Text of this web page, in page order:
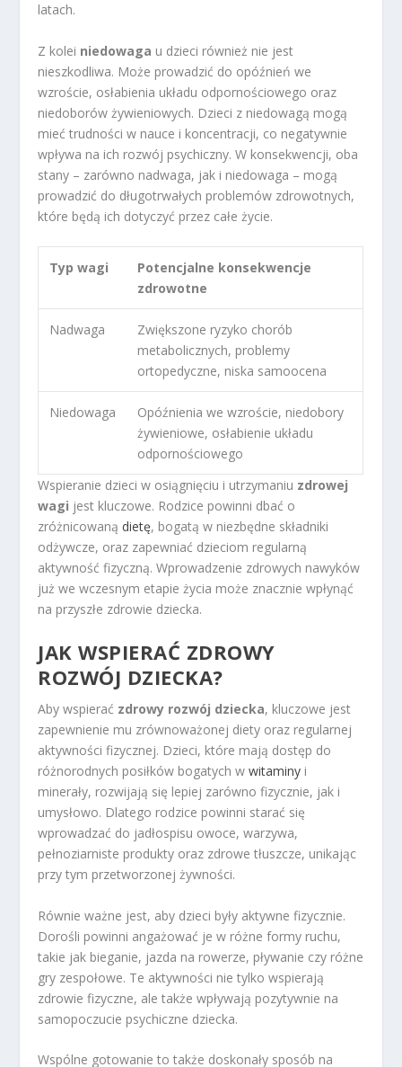
latach.
Z kolei niedowaga u dzieci również nie jest
nieszkodliwa. Może prowadzić do opóźnień we
wzroście, osłabienia układu odpornościowego oraz
niedoborów żywieniowych. Dzieci z niedowagą mogą
mieć trudności w nauce i koncentracji, co negatywnie
wpływa na ich rozwój psychiczny. W konsekwencji, oba
stany – zarówno nadwaga, jak i niedowaga – mogą
prowadzić do długotrwałych problemów zdrowotnych,
które będą ich dotyczyć przez całe życie.
Typ wagi
Potencjalne konsekwencje
zdrowotne
Nadwaga
Zwiększone ryzyko chorób
metabolicznych, problemy
ortopedyczne, niska samoocena
Niedowaga
Opóźnienia we wzroście, niedobory
żywieniowe, osłabienie układu
odpornościowego
Wspieranie dzieci w osiągnięciu i utrzymaniu zdrowej
wagi jest kluczowe. Rodzice powinni dbać o
zróżnicowaną dietę, bogatą w niezbędne składniki
odżywcze, oraz zapewniać dzieciom regularną
aktywność fizyczną. Wprowadzenie zdrowych nawyków
już we wczesnym etapie życia może znacznie wpłynąć
na przyszłe zdrowie dziecka.
JAK WSPIERAĆ ZDROWY
ROZWÓJ DZIECKA?
Aby wspierać zdrowy rozwój dziecka, kluczowe jest
zapewnienie mu zrównoważonej diety oraz regularnej
aktywności fizycznej. Dzieci, które mają dostęp do
różnorodnych posiłków bogatych wwitaminy i
minerały, rozwijają się lepiej zarówno fizycznie, jak i
umysłowo. Dlatego rodzice powinni starać się
wprowadzać do jadłospisu owoce, warzywa,
pełnoziarniste produkty oraz zdrowe tłuszcze, unikając
przy tym przetworzonej żywności.
Równie ważne jest, aby dzieci były aktywne fizycznie.
Dorośli powinni angażować je w różne formy ruchu,
takie jak bieganie, jazda na rowerze, pływanie czy różne
gry zespołowe. Te aktywności nie tylko wspierają
zdrowie fizyczne, ale także wpływają pozytywnie na
samopoczucie psychiczne dziecka.
Wspólne gotowanie to także doskonały sposób na